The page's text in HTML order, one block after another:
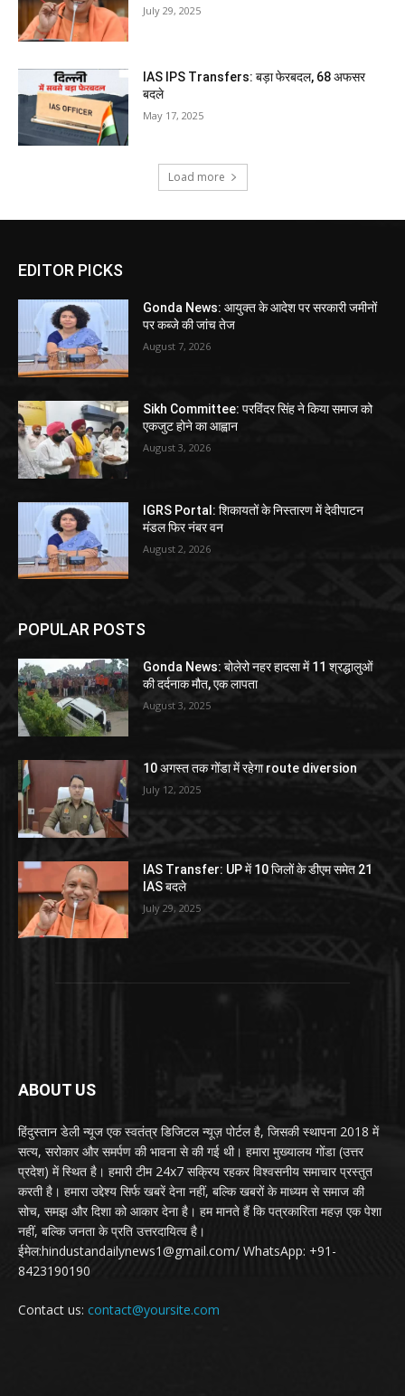
July 29, 2025
IAS IPS Transfers: बड़ा फेरबदल, 68 अफसर
बदले
May 17, 2025
Load more
EDITOR PICKS
Gonda News: आयुक्त के आदेश पर सरकारी जमीनों
पर कब्जे की जांच तेज
August 7, 2026
Sikh Committee: परविंदर सिंह ने किया समाज को
एकजुट होने का आह्वान
August 3, 2026
IGRS Portal: शिकायतों के निस्तारण में देवीपाटन
मंडल फिर नंबर वन
August 2, 2026
POPULAR POSTS
Gonda News: बोलेरो नहर हादसा में 11 श्रद्धालुओं
की दर्दनाक मौत, एक लापता
August 3, 2025
10 अगस्त तक गोंडा में रहेगा route diversion
July 12, 2025
IAS Transfer: UP में 10 जिलों के डीएम समेत 21
IAS बदले
July 29, 2025
ABOUT US
हिंदुस्तान डेली न्यूज एक स्वतंत्र डिजिटल न्यूज़ पोर्टल है, जिसकी स्थापना 2018 में
सत्य, सरोकार और समर्पण की भावना से की गई थी। हमारा मुख्यालय गोंडा (उत्तर
प्रदेश) में स्थित है। हमारी टीम 24x7 सक्रिय रहकर विश्वसनीय समाचार प्रस्तुत
करती है। हमारा उद्देश्य सिर्फ खबरें देना नहीं, बल्कि खबरों के माध्यम से समाज की
सोच, समझ और दिशा को आकार देना है। हम मानते हैं कि पत्रकारिता महज़ एक पेशा
नहीं, बल्कि जनता के प्रति उत्तरदायित्व है।
ईमेल:hindustandailynews1@gmail.com/ WhatsApp: +91-
8423190190
Contact us: contact@yoursite.com